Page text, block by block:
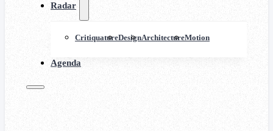
Radar
CritiquatureDesignArchitectureMotion
Agenda